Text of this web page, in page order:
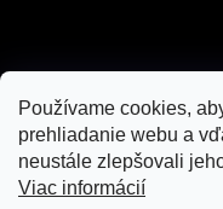
Používame cookies,
prehliadanie webu a
neustále zlepšovali
Viac informácií